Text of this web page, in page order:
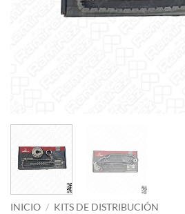
INICIO / KITS DE DISTRIBUCIÓN